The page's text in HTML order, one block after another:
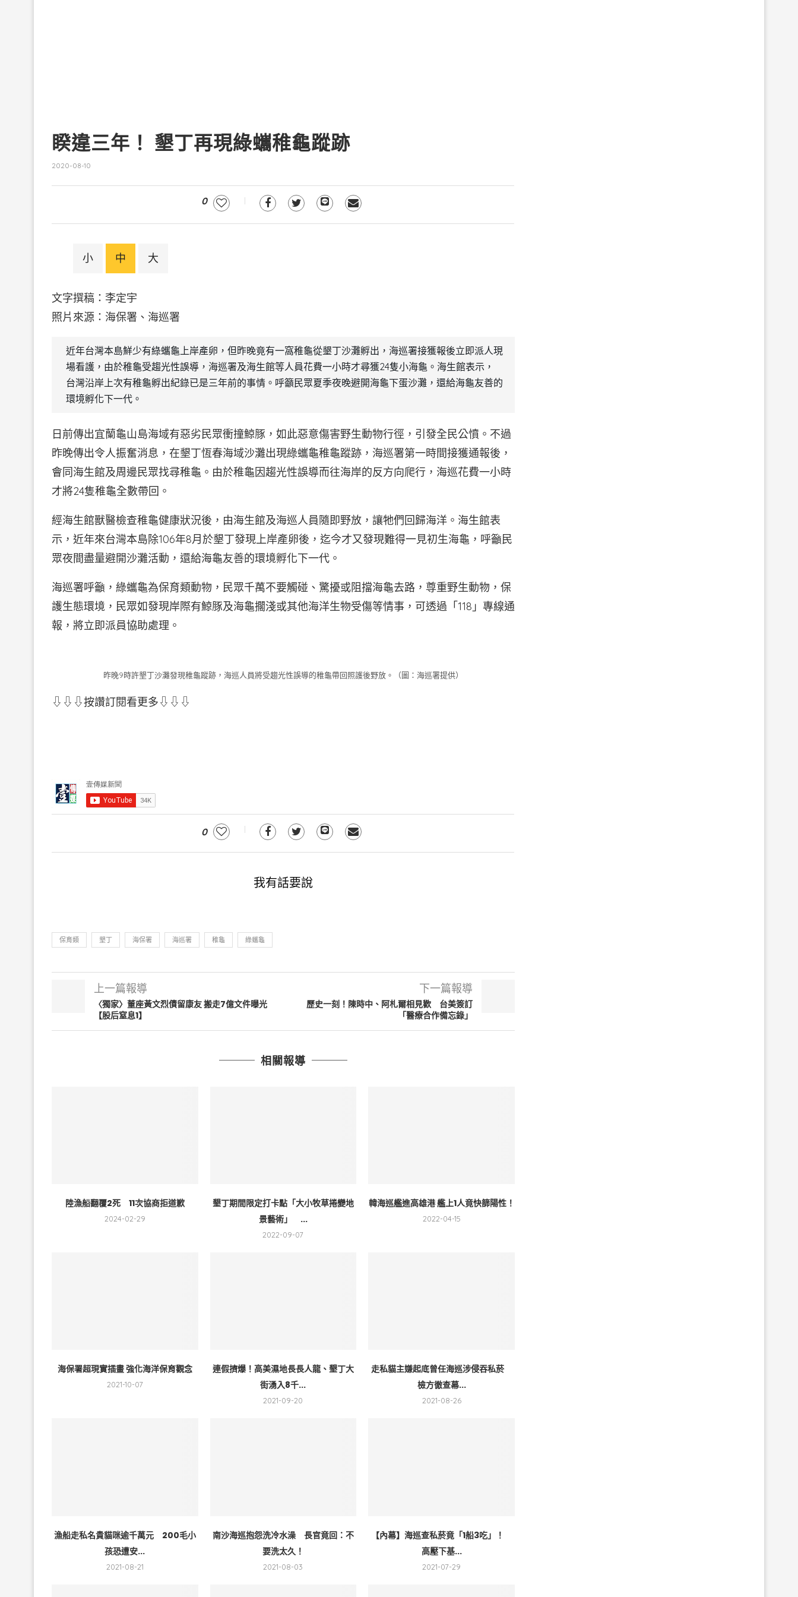
睽違三年！ 墾丁再現綠蠵稚龜蹤跡
2020-08-10
0
小 中 大
文字撰稿：李定宇
照片來源：海保署、海巡署
近年台灣本島鮮少有綠蠵龜上岸產卵，但昨晚竟有一窩稚龜從墾丁沙灘孵出，海巡署接獲報後立即派人現
場看護，由於稚龜受趨光性誤導，海巡署及海生館等人員花費一小時才尋獲24隻小海龜。海生館表示，
台灣沿岸上次有稚龜孵出紀錄已是三年前的事情。呼籲民眾夏季夜晚避開海龜下蛋沙灘，還給海龜友善的
環境孵化下一代。
日前傳出宜蘭龜山島海域有惡劣民眾衝撞鯨豚，如此惡意傷害野生動物行徑，引發全民公憤。不過
昨晚傳出令人振奮消息，在墾丁恆春海域沙灘出現綠蠵龜稚龜蹤跡，海巡署第一時間接獲通報後，
會同海生館及周邊民眾找尋稚龜。由於稚龜因趨光性誤導而往海岸的反方向爬行，海巡花費一小時
才將24隻稚龜全數帶回。
經海生館獸醫檢查稚龜健康狀況後，由海生館及海巡人員隨即野放，讓牠們回歸海洋。海生館表
示，近年來台灣本島除106年8月於墾丁發現上岸產卵後，迄今才又發現難得一見初生海龜，呼籲民
眾夜間盡量避開沙灘活動，還給海龜友善的環境孵化下一代。
海巡署呼籲，綠蠵龜為保育類動物，民眾千萬不要觸碰、驚擾或阻擋海龜去路，尊重野生動物，保
護生態環境，民眾如發現岸際有鯨豚及海龜擱淺或其他海洋生物受傷等情事，可透過「118」專線通
報，將立即派員協助處理。
昨晚9時許墾丁沙灘發現稚龜蹤跡，海巡人員將受趨光性誤導的稚龜帶回照護後野放。（圖：海巡署提供）
⇩⇩⇩按讚訂閱看更多⇩⇩⇩
0
我有話要說
保育類 墾丁 海保署 海巡署 稚龜 綠蠵龜
上一篇報導
〈獨家〉董座黃文烈債留康友 搬走7億文件曝光
【股后窒息1】
下一篇報導
歷史一刻！陳時中、阿札爾相見歡 台美簽訂
「醫療合作備忘錄」
相關報導
陸漁船翻覆2死 11次協商拒道歉
2024-02-29
墾丁期間限定打卡點「大小牧草捲變地
景藝術」 ...
2022-09-07
韓海巡艦進高雄港 艦上1人竟快篩陽性！
2022-04-15
海保署超現實插畫 強化海洋保育觀念
2021-10-07
連假擠爆！高美濕地長長人龍、墾丁大
街湧入8千...
2021-09-20
走私貓主嫌起底曾任海巡涉侵吞私菸
檢方徹查幕...
2021-08-26
漁船走私名貴貓咪逾千萬元 200毛小
孩恐遭安...
2021-08-21
南沙海巡抱怨洗冷水澡 長官竟回：不
要洗太久！
2021-08-03
【內幕】海巡查私菸竟「1船3吃」！
高壓下基...
2021-07-29